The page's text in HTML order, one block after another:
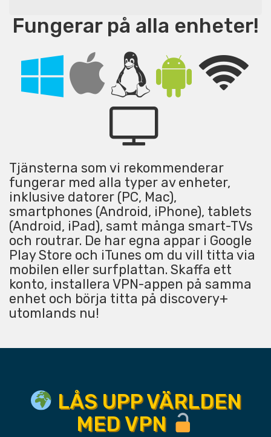
Fungerar på alla enheter!
Tjänsterna som vi rekommenderar
fungerar med alla typer av enheter,
inklusive datorer (PC, Mac),
smartphones (Android, iPhone), tablets
(Android, iPad), samt många smart-TVs
och routrar. De har egna appar i Google
Play Store och iTunes om du vill titta via
mobilen eller surfplattan. Skaffa ett
konto, installera VPN-appen på samma
enhet och börja titta på discovery+
utomlands nu!
LÅS UPP VÄRLDEN
MED VPN